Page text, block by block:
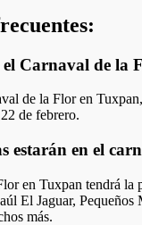
el Carnaval de la
de la Flor en
de febrero.
estarán en el
en Tuxpan tendrá la
El Jaguar,
más.